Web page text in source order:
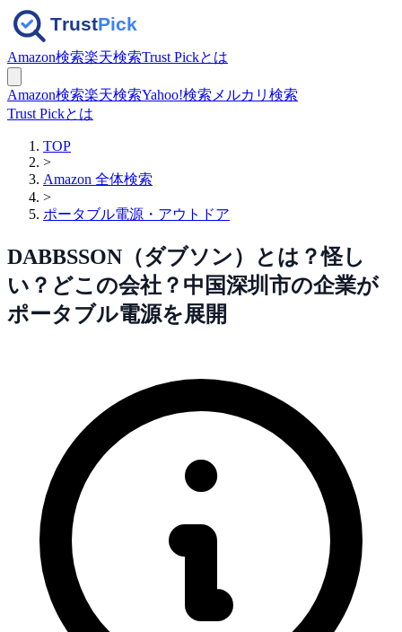
Amazon検索楽天検索Trust Pickとは
Amazon検索楽天検索Yahoo!検索 メルカリ検索
Trust Pickとは
TOP
>
Amazon 全体検索
>
ポータブル電源・アウトドア
DABBSSON（ダブソン）とは？怪し
い？どこの会社？中国深圳市の企業が
ポータブル電源を展開